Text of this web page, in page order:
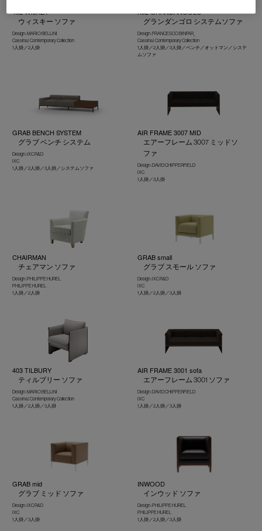
402 WISKEY
ウィスキー ソファ
Design : MARIO BELLINI
Cassina | Contemporary Collection
1人掛／2人掛
K02 GRANDANGOLO
グランダンゴロ システムソファ
Design : FRANCESCO BINFAR_
Cassina | Contemporary Collection
1人掛／2人掛／3人掛／ベンチ／オットマン／システ
ムソファ
GRAB BENCH SYSTEM
グラブ ベンチ システム
Design : IXC R&D
IXC
1人掛／2人掛／3人掛／システムソファ
AIR FRAME 3007 MID
エアーフレーム 3007 ミッドソ
ファ
Design : DAVID CHIPPERFIELD
IXC
1人掛／3人掛
CHAIRMAN
チェアマン ソファ
Design : PHILIPPE HUREL
PHILIPPE HUREL
1人掛／2人掛
GRAB small
グラブ スモール ソファ
Design : IXC R&D
IXC
1人掛／2人掛／3人掛
403 TILBURY
ティルブリー ソファ
Design : MARIO BELLINI
Cassina | Contemporary Collection
1人掛／2人掛／3人掛
AIR FRAME 3001 sofa
エアーフレーム 3001 ソファ
Design : DAVID CHIPPERFIELD
IXC
1人掛／2人掛／3人掛
GRAB mid
グラブ ミッド ソファ
Design : IXC R&D
IXC
1人掛／3人掛
INWOOD
インウッド ソファ
Design : PHILIPPE HUREL
PHILIPPE HUREL
1人掛／2人掛／3人掛